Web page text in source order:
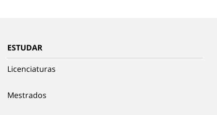
ESTUDAR
Licenciaturas
Mestrados